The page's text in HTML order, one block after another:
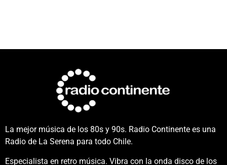
La mejor música de los 80s y 90s. Radio Continente es una
Radio de La Serena para todo Chile.
Especialista en retro música. Vibra con la onda disco de los